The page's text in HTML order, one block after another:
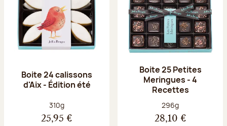
Boite 24 calissons
d'Aix - Édition été
Poids net :
310g
25,95 €
Boite 25 Petites
Meringues - 4
Recettes
Poids net :
296g
28,10 €